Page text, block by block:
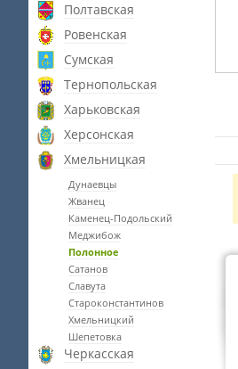
Полтавская
Ровенская
Сумская
Тернопольская
Харьковская
Херсонская
Хмельницкая
Дунаевцы
Жванец
Каменец-Подольский
Меджибож
Полонное
Сатанов
Славута
Староконстантинов
Хмельницкий
Шепетовка
Черкасская